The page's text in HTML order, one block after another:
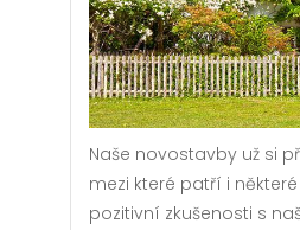
Naše novostavby už si
mezi které patří i
pozitivní zkušenosti s